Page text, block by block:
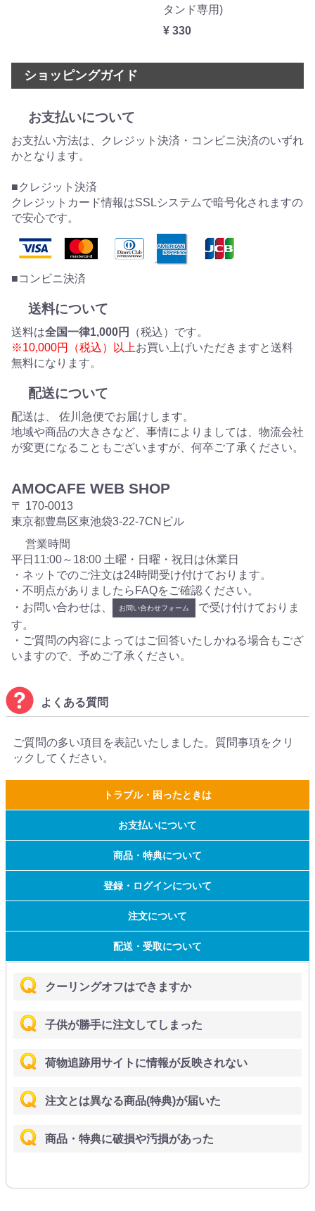
タンド専用)
¥ 330
ショッピングガイド
お支払いについて
お支払い方法は、クレジット決済・コンビニ決済のいずれ
かとなります。
■クレジット決済
クレジットカード情報はSSLシステムで暗号化されますの
で安心です。
■コンビニ決済
送料について
送料は全国一律1,000円
（税込）です。
※10,000円（税込）以上お買い上げいただきますと送料
無料になります。
配送について
配送は、 佐川急便でお届けします。
地域や商品の大きさなど、事情によりましては、物流会社
が変更になることもございますが、何卒ご了承ください。
AMOCAFE WEB SHOP
〒 170-0013
東京都豊島区東池袋3-22-7CNビル
営業時間
平日11:00～18:00 土曜・日曜・祝日は休業日
・ネットでのご注文は24時間受け付けております。
・不明点がありましたらFAQをご確認ください。
・お問い合わせは、
お問い合わせフォーム
で受け付けておりま
す。
・ご質問の内容によってはご回答いたしかねる場合もござ
いますので、予めご了承ください。
よくある質問
ご質問の多い項目を表記いたしました。質問事項をクリ
ックしてください。
トラブル・困ったときは
お支払いについて
商品・特典について
登録・ログインについて
注文について
配送・受取について
クーリングオフはできますか
子供が勝手に注文してしまった
荷物追跡用サイトに情報が反映されない
注文とは異なる商品(特典)が届いた
商品・特典に破損や汚損があった